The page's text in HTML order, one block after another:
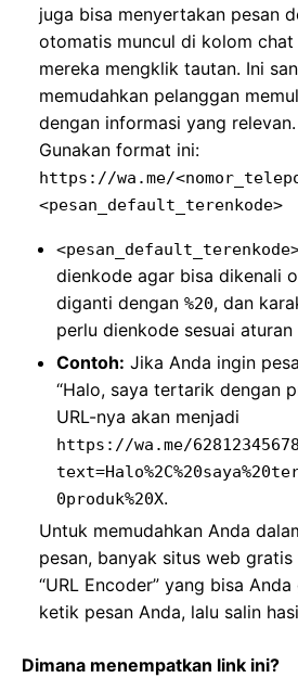
juga bisa menyertakan pesan
otomatis muncul di kolom chat
mereka mengklik tautan. Ini
memudahkan pelanggan
dengan informasi yang relevan.
Gunakan format ini:
https://wa.me/
<pesan_default_terenkode>
dienkode agar bisa dikenali
diganti dengan %20, dan
perlu dienkode sesuai aturan
Contoh: Jika Anda ingin
“Halo, saya tertarik dengan
URL-nya akan menjadi
https://wa.me/
0produk%20X.
Untuk memudahkan Anda
pesan, banyak situs web
“URL Encoder” yang bisa
ketik pesan Anda, lalu salin
Dimana menempatkan link ini?